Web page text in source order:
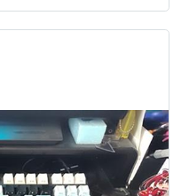
く、唐突だったというこ